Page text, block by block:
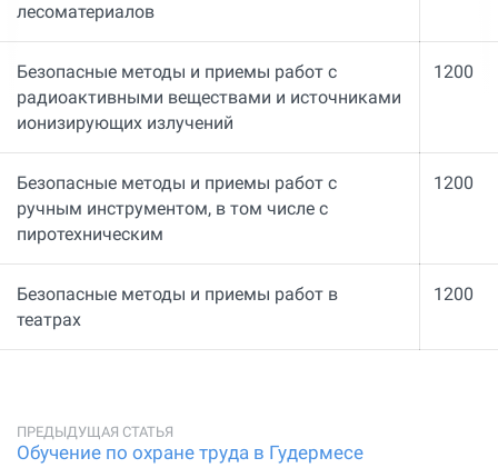
лесоматериалов
Безопасные методы и приемы работ с
радиоактивными веществами и источниками
ионизирующих излучений
1200
Безопасные методы и приемы работ с
ручным инструментом, в том числе с
пиротехническим
1200
Безопасные методы и приемы работ в
театрах
1200
Обучение по охране труда в Гудермесе